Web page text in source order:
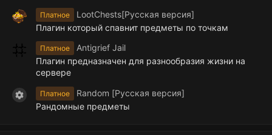
Платное
LootChests[Русская версия]
Плагин который спавнит предметы по точкам
Платное
Antigrief Jail
Плагин предназначен для разнообразия жизни на
сервере
Иконка ресурса
Платное
Random [Русская версия]
Рандомные предметы